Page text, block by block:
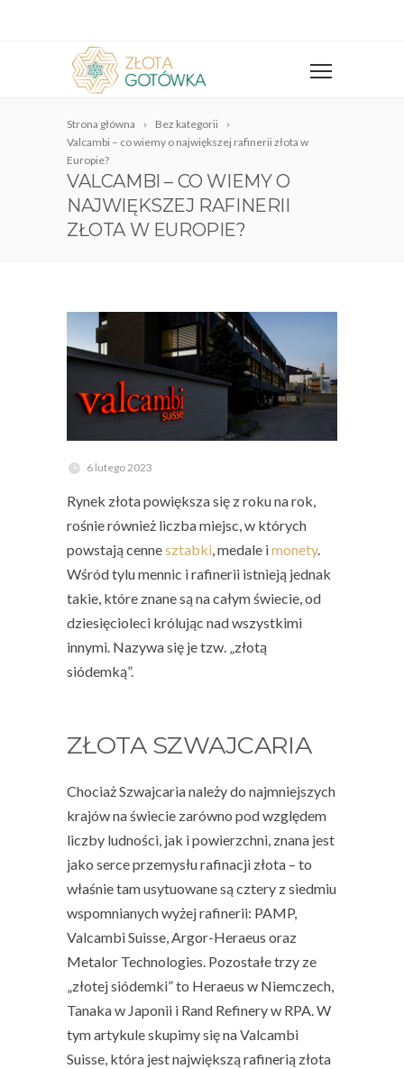
Strona główna
Bez kategorii
Valcambi – co wiemy o największej rafinerii złota w
Europie?
VALCAMBI – CO WIEMY O
NAJWIĘKSZEJ RAFINERII
ZŁOTA W EUROPIE?
6 lutego 2023
Rynek złota powiększa się z roku na rok,
rośnie również liczba miejsc, w których
powstają cennesztabki, medale imonety.
Wśród tylu mennic i rafinerii istnieją jednak
takie, które znane są na całym świecie, od
dziesięcioleci królując nad wszystkimi
innymi. Nazywa się je tzw. „złotą
siódemką”.
ZŁOTA SZWAJCARIA
Chociaż Szwajcaria należy do najmniejszych
krajów na świecie zarówno pod względem
liczby ludności, jak i powierzchni, znana jest
jako serce przemysłu rafinacji złota – to
właśnie tam usytuowane są cztery z siedmiu
wspomnianych wyżej rafinerii: PAMP,
Valcambi Suisse, Argor-Heraeus oraz
Metalor Technologies. Pozostałe trzy ze
„złotej siódemki” to Heraeus w Niemczech,
Tanaka w Japonii i Rand Refinery w RPA. W
tym artykule skupimy się naValcambi
Suisse, która jest największą rafinerią złota